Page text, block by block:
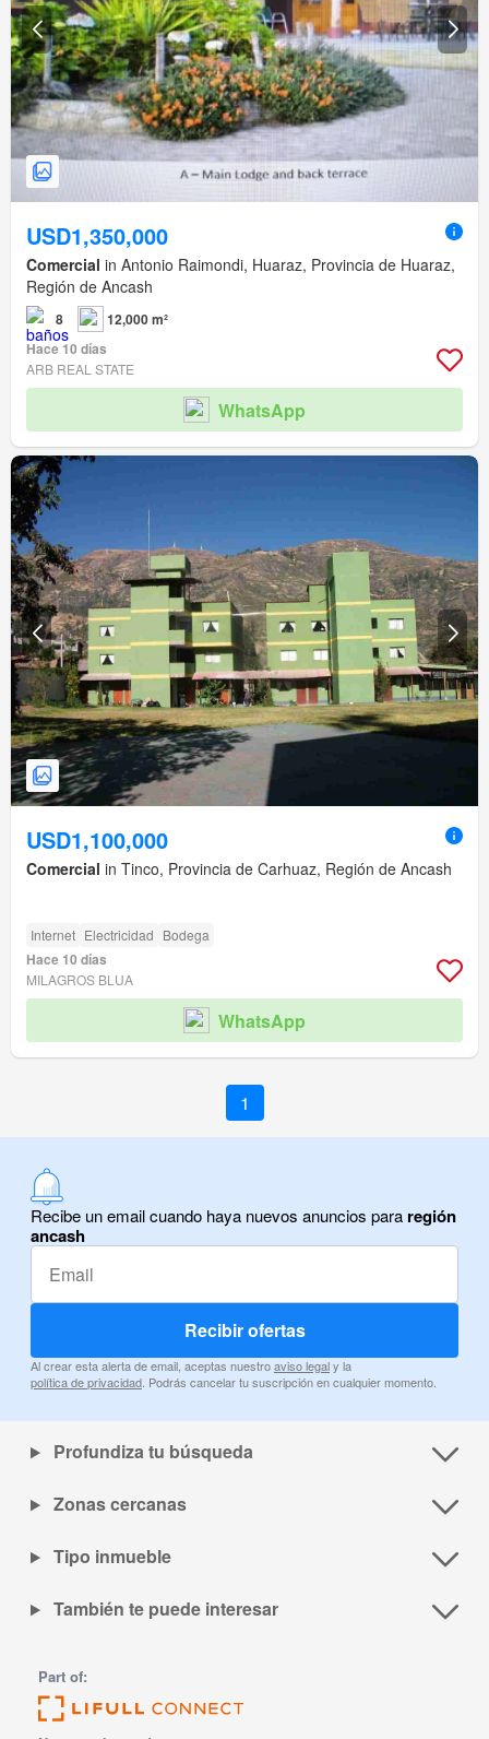
USD1,350,000
Comercial in Antonio Raimondi, Huaraz, Provincia de Huaraz,
Región de Ancash
8
12,000 m²
Hace 10 días
ARB REAL STATE
WhatsApp
USD1,100,000
Comercial in Tinco, Provincia de Carhuaz, Región de Ancash
Internet Electricidad Bodega
Hace 10 días
MILAGROS BLUA
WhatsApp
1
Recibe un email cuando haya nuevos anuncios para región
ancash
Recibir ofertas
Al crear esta alerta de email, aceptas nuestroaviso legaly la
política de privacidad. Podrás cancelar tu suscripción en cualquier momento.
Profundiza tu búsqueda
Zonas cercanas
Tipo inmueble
También te puede interesar
Part of: